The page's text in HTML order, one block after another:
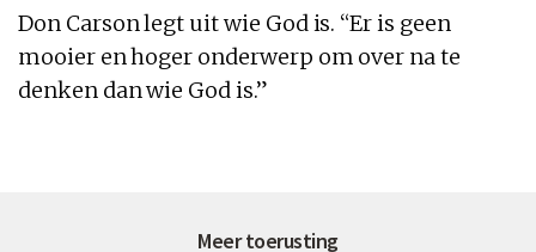
Don Carsonlegt uitwie Godis. “Eris geen
mooier en hoger onderwerp om over na te
denken danwie Godis.”
Meer toerusting